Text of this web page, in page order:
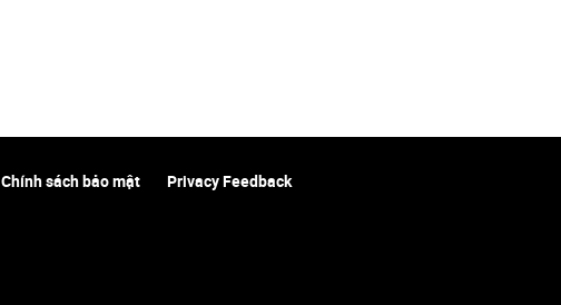
Chính sách bảo mật Privacy Feedback